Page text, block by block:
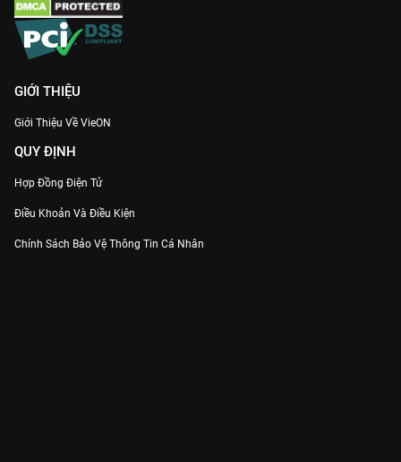
GIỚI THIỆU
Giới Thiệu Về VieON
QUY ĐỊNH
Hợp Đồng Điện Tử
Điều Khoản Và Điều Kiện
Chính Sách Bảo Vệ Thông Tin Cá Nhân